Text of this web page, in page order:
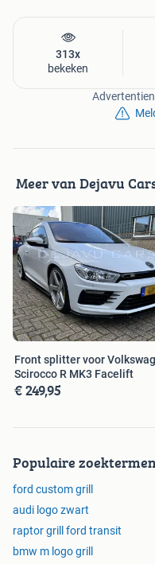
Onze prijzen kunnen
assortiment op onze
contact met ons op.
313x
bekeken
Meer van Dejavu
Front splitter voor
Scirocco R MK3 Facelift
€ 249,95
Populaire zoektermen
ford custom grill
audi logo zwart
raptor grill ford transit
bmw m logo grill